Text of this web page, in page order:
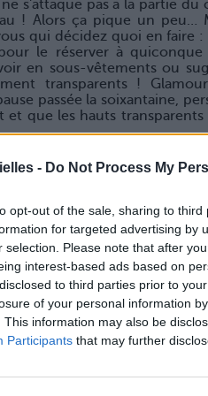
- Do Not Process My
opt-out of the sale, sharing to
for targeted advertising by
selection. Please note that after
interest-based ads based on
to third parties prior to
of your personal information
This information may also be
Participants that may further
s'attaque pas à la partie du
! Alors ça pique un peu…
qui décidez quoi en faire
le réserver à
en sous-vêtements ou
transparents !
passée la soixantaine,
que les hauts transparents
douloureux, mais aussi
exposée à l'extérieur – à
donc être particulièrement
vous pourrez toujours
par contre pour le portrait de
à vos interlocuteurs…
le tatouage « à la cool ».
quand les gambettes se
donc un endroit idéal